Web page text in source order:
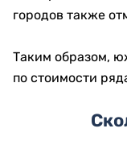
городов также
Таким образом,
по стоимости